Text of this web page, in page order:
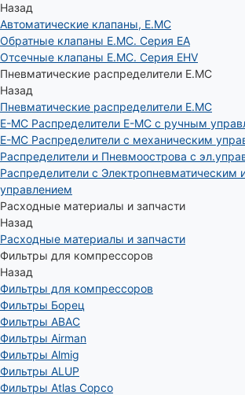
Назад
Автоматические клапаны, Е.МС
Обратные клапаны E.MC. Серия EA
Отсечные клапаны E.MC. Серия EHV
Пневматические распределители E.MC
Назад
Пневматические распределители E.MC
E-MC Распределители E-MC с ручным
E-MC Распределители с механическим
Распределители и Пневмоострова с
Распределители с Электропневматическим
управлением
Расходные материалы и запчасти
Назад
Расходные материалы и запчасти
Фильтры для компрессоров
Назад
Фильтры для компрессоров
Фильтры Борец
Фильтры ABAC
Фильтры Airman
Фильтры Almig
Фильтры ALUP
Фильтры Atlas Copco